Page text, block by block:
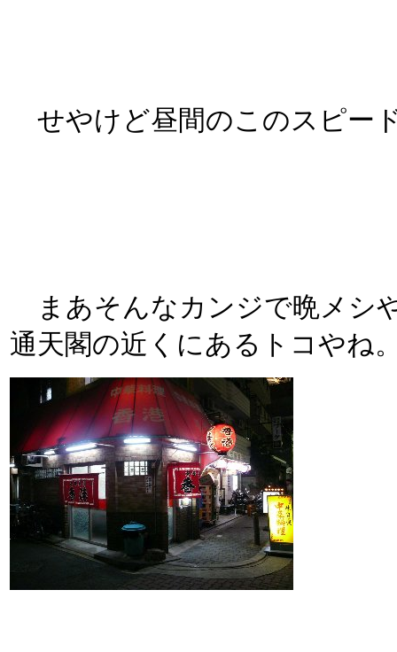
せやけど昼間のこのスピー
まあそんなカンジで晩メ
通天閣の近くにあるトコやね